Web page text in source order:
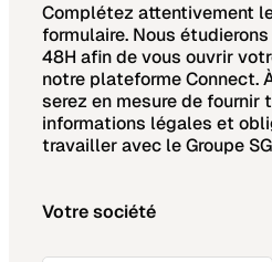
Complétez attentivement
formulaire. Nous
48H afin de vous ouvrir
notre plateforme Connect.
serez en mesure de fournir
informations légales et
travailler avec le Groupe
Votre société